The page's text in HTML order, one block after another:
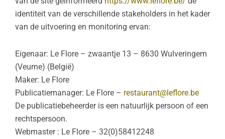
identiteit van de verschillende stakeholders in het kader
van de uitvoering en monitoring ervan:
Eigenaar: Le Flore – zwaantje 13 – 8630 Wulveringem
(Veurne) (België)
Maker: Le Flore
Publicatiemanager: Le Flore – restaurant@leflore.be
De publicatiebeheerder is een natuurlijk persoon of een
rechtspersoon.
Webmaster : Le Flore – 32(0)58412248